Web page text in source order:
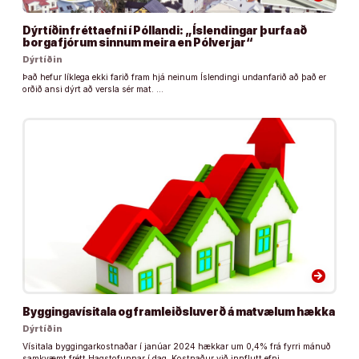
Dýrtíðin fréttaefni í Póllandi: „Íslendingar þurfa að
borga fjórum sinnum meira en Pólverjar“
Dýrtíðin
Það hefur líklega ekki farið fram hjá neinum Íslendingi undanfarið að það er
orðið ansi dýrt að versla sér mat. …
arrow_forward
Byggingavísitala og framleiðsluverð á matvælum hækka
Dýrtíðin
Vísitala byggingarkostnaðar í janúar 2024 hækkar um 0,4% frá fyrri mánuð